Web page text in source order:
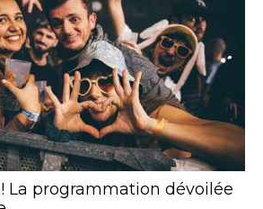
La programmation dévoilée